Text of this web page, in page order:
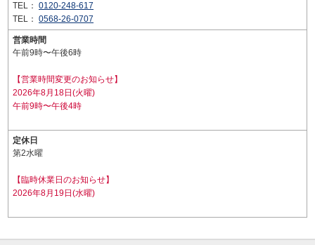
TEL： 0120-248-617
TEL： 0568-26-0707
営業時間
午前9時〜午後6時
【営業時間変更のお知らせ】
2026年8月18日(火曜)
午前9時〜午後4時
定休日
第2水曜
【臨時休業日のお知らせ】
2026年8月19日(水曜)